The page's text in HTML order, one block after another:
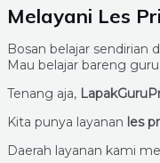
Melayani Les
Bosan belajar sendirian
Mau belajar bareng
Tenang aja,
Kita punya layanan les
Daerah layanan kami